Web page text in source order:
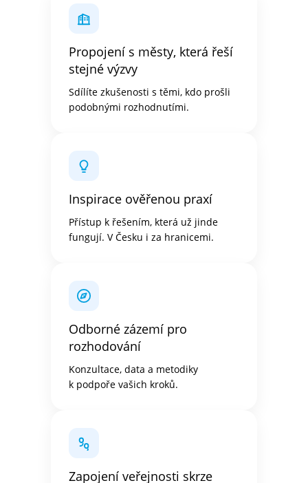
Propojení s městy, která řeší
stejné výzvy
Sdílíte zkušenosti s těmi, kdo prošli
podobnými rozhodnutími.
Inspirace ověřenou praxí
Přístup k řešením, která už jinde
fungují. V Česku i za hranicemi.
Odborné zázemí pro
rozhodování
Konzultace, data a metodiky
k podpoře vašich kroků.
Zapojení veřejnosti skrze